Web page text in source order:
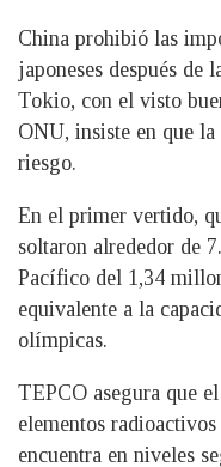
China prohibió las
japoneses después de
Tokio, con el visto
ONU, insiste en que
riesgo.
En el primer vertido,
soltaron alrededor de
Pacífico del 1,34
equivalente a la
olímpicas.
TEPCO asegura que
elementos
encuentra en niveles